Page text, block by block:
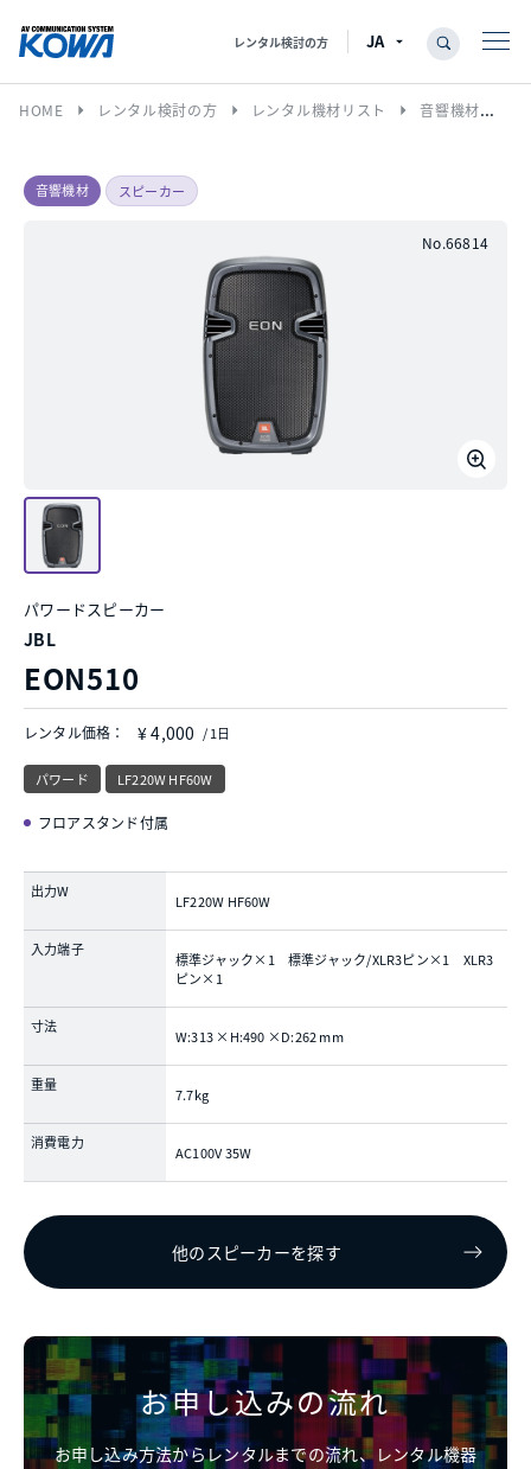
レンタル検討の方
HOME arrow_right レンタル検討の方 arrow_right レンタル機材リスト arrow_right 音響機材
音響機材 スピーカー
No.66814
パワードスピーカー
JBL
EON510
レンタル価格： ¥ 4,000 / 1日
パワード LF220W HF60W
フロアスタンド付属
出力W
LF220W HF60W
入力端子
標準ジャック×1 標準ジャック/XLR3ピン×1 XLR3
ピン×1
寸法
W:313 ×H:490 ×D:262 mm
重量
7.7kg
消費電力
AC100V 35W
他のスピーカーを探す
お申し込みの流れ
お申し込み方法からレンタルまでの流れ、レンタル機器